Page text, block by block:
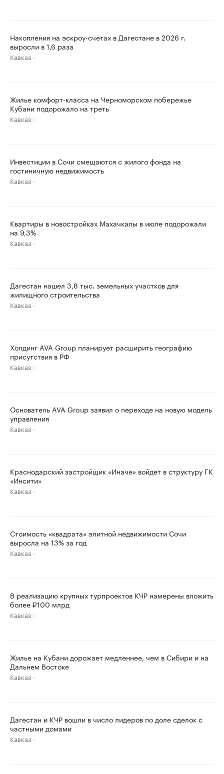
Накопления на эскроу-счетах в Дагестане в 2026 г.
выросли в 1,6 раза
Кавказ
Жилье комфорт-класса на Черноморском побережье
Кубани подорожало на треть
Кавказ
Инвестиции в Сочи смещаются с жилого фонда на
гостиничную недвижимость
Кавказ
Квартиры в новостройках Махачкалы в июле подорожали
на 9,3%
Кавказ
Дагестан нашел 3,8 тыс. земельных участков для
жилищного строительства
Кавказ
Холдинг AVA Group планирует расширить географию
присутствия в РФ
Кавказ
Основатель AVA Group заявил о переходе на новую модель
управления
Кавказ
Краснодарский застройщик «Иначе» войдет в структуру ГК
«Инсити»
Кавказ
Стоимость «квадрата» элитной недвижимости Сочи
выросла на 13% за год
Кавказ
В реализацию крупных турпроектов КЧР намерены вложить
более ₽100 млрд
Кавказ
Жилье на Кубани дорожает медленнее, чем в Сибири и на
Дальнем Востоке
Кавказ
Дагестан и КЧР вошли в число лидеров по доле сделок с
частными домами
Кавказ